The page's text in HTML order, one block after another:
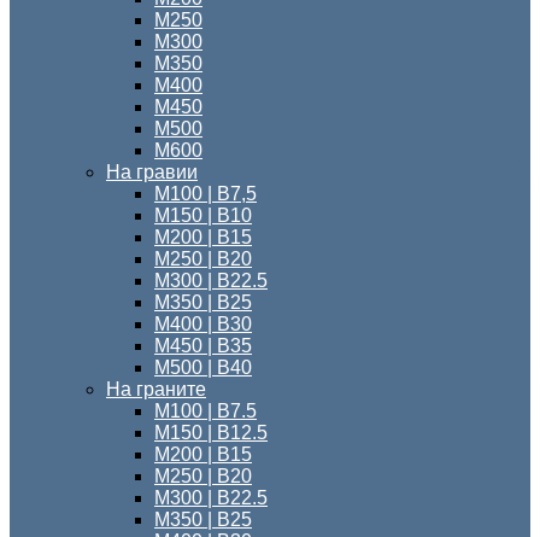
М250
М300
М350
М400
М450
М500
М600
На гравии
М100 | B7,5
М150 | В10
М200 | B15
М250 | B20
М300 | B22.5
М350 | B25
М400 | B30
М450 | B35
М500 | B40
На граните
М100 | B7.5
M150 | B12.5
М200 | B15
М250 | B20
М300 | B22.5
М350 | B25